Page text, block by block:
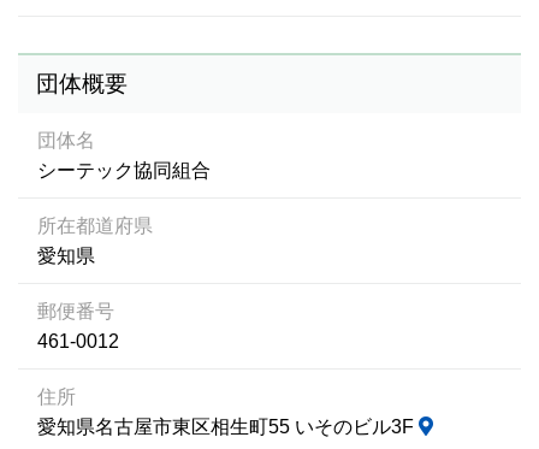
団体概要
団体名
シーテック協同組合
所在都道府県
愛知県
郵便番号
461-0012
住所
愛知県名古屋市東区相生町55 いそのビル3F